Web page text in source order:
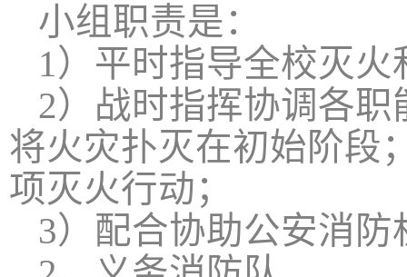
小组职责是：
1）平时指导全校灭
2）战时指挥协调各
将火灾扑灭在初始阶段
项灭火行动；
3）配合协助公安消